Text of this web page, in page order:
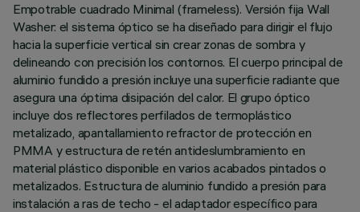
Empotrable cuadrado Minimal (frameless). Versión fija Wall
Washer: el sistema óptico se ha diseñado para dirigir el flujo
hacia la superficie vertical sin crear zonas de sombra y
delineando con precisión los contornos. El cuerpo principal de
aluminio fundido a presión incluye una superficie radiante que
asegura una óptima disipación del calor. El grupo óptico
incluye dos reflectores perfilados de termoplástico
metalizado, apantallamiento refractor de protección en
PMMA y estructura de retén antideslumbramiento en
material plástico disponible en varios acabados pintados o
metalizados. Estructura de aluminio fundido a presión para
instalación a ras de techo - el adaptador específico para